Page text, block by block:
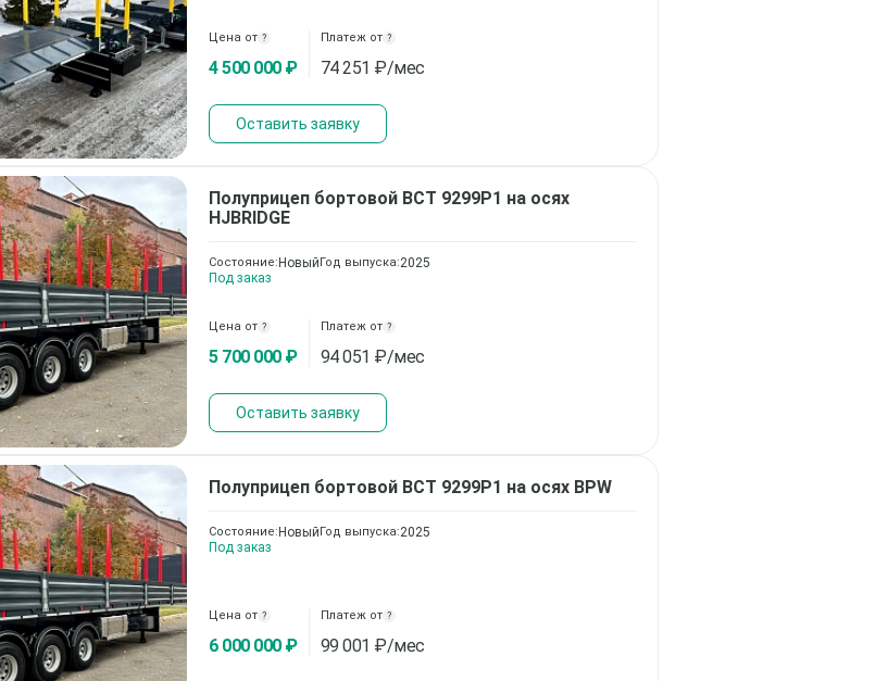
Цена от ?
4 500 000 ₽
Платеж от ?
74 251 ₽/мес
Оставить заявку
Полуприцеп бортовой ВСТ 9299Р1 на осях
HJBRIDGE
Состояние: НовыйГод выпуска:2025
Под заказ
Цена от ?
5 700 000 ₽
Платеж от ?
94 051 ₽/мес
Оставить заявку
Полуприцеп бортовой ВСТ 9299Р1 на осях BPW
Состояние: НовыйГод выпуска:2025
Под заказ
Цена от ?
6 000 000 ₽
Платеж от ?
99 001 ₽/мес